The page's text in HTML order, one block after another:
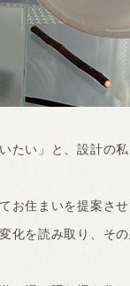
たい」と、設計の
お住まいを提案さ
化を読み取り、そ